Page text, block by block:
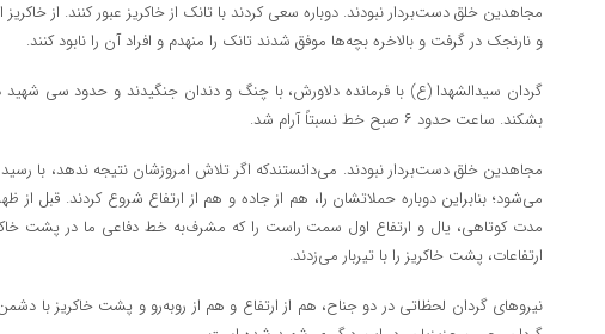
مجاهدین خلق دست‌بردار نبودند. دوباره سعی کردند با تانک از خاکریز عبور کنند. از
و نارنجک در گرفت و بالاخره بچه‌ها موفق شدند تانک را منهدم و افراد آن را نابود کنند.
گردان سیدالشهدا (ع) با فرمانده دلاورش، با چنگ و دندان جنگیدند و حدود سی شهید
بشکند. ساعت حدود ۶ صبح خط نسبتاً آرام شد.
مجاهدین خلق دست‌بردار نبودند. می‌دانستندکه اگر تلاش امروزشان نتیجه ندهد، با
می‌شود؛ بنابراین دوباره حملاتشان را، هم از جاده و هم از ارتفاع شروع کردند. قبل از
مدت کوتاهی، یال و ارتفاع اول سمت راست را که مشرف‌به خط دفاعی ما در پشت خاکریز
ارتفاعات، پشت خاکریز را با تیربار می‌زدند.
نیرو‌های گردان لحظاتی در دو جناح، هم از ارتفاع و هم از رو‌به‌رو و پشت خاکریز با